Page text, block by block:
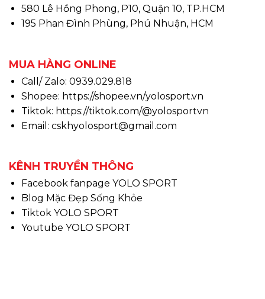
580 Lê Hồng Phong, P10, Quận 10, TP.HCM
195 Phan Đình Phùng, Phú Nhuận, HCM
MUA HÀNG ONLINE
Call/ Zalo: 0939.029.818
Shopee: https://shopee.vn/yolosport.vn
Tiktok: https://tiktok.com/@yolosportvn
Email: cskhyolosport@gmail.com
KÊNH TRUYỀN THÔNG
Facebook fanpage YOLO SPORT
Blog Mặc Đẹp Sống Khỏe
Tiktok YOLO SPORT
Youtube YOLO SPORT